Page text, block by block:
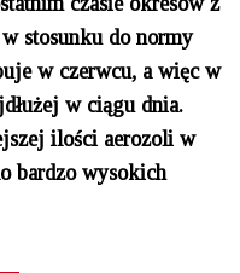
stosunku do normy
w czerwcu, a więc w
w ciągu dnia.
ilości aerozoli w
bardzo wysokich